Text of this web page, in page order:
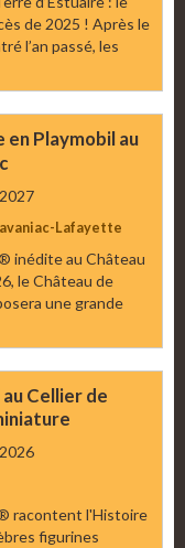
de 2025 ! Après le
l’an passé, les
Playmobil au
Lafayette
inédite au Château
le Château de
une grande
Cellier de
racontent l'Histoire
figurines